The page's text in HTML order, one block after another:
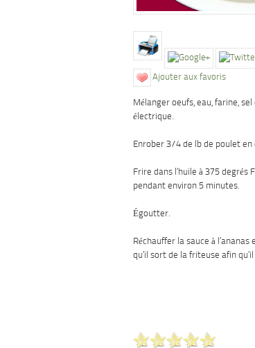
Ajouter aux favoris
Mélanger oeufs, eau, farine,
électrique.
Enrober 3/4 de lb de poulet en
Frire dans l’huile à 375 degrés
pendant environ 5 minutes.
Égoutter.
Réchauffer la sauce à
qu’il sort de la friteuse afin